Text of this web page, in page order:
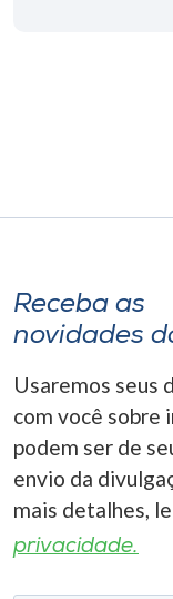
Selecione
o idioma
Receba as
novidades
Usaremos seus
com você sobre
podem ser de
envio da
mais detalhes,
privacidade.